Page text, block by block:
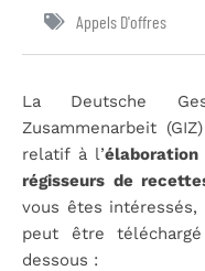
Appels D'offres
La Deutsche
Zusammenarbeit
relatif à l’élaboration
régisseurs de
vous êtes intéressés,
peut être
dessous :